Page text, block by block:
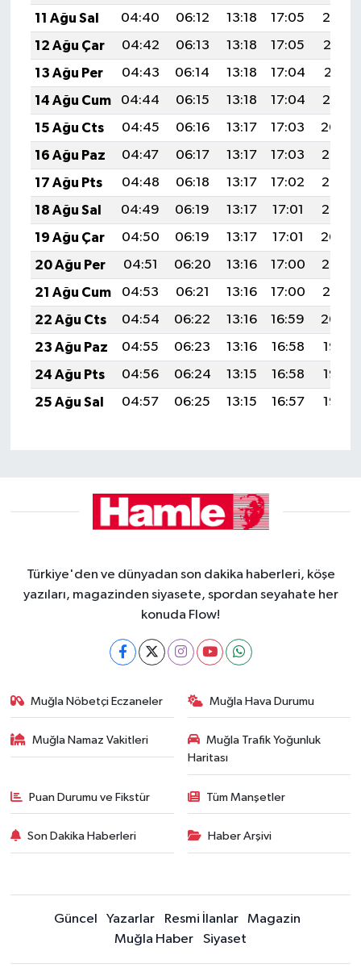
11 Ağu Sal
04:40 06:12 13:18 17:05
20:14
12 Ağu Çar
04:42 06:13 13:18 17:05
20:13
13 Ağu Per
04:43 06:14 13:18 17:04
20:11
14 Ağu Cum
04:44 06:15 13:18 17:04
20:10
15 Ağu Cts
04:45 06:16 13:17 17:03
20:09
16 Ağu Paz
04:47 06:17 13:17 17:03
20:08
17 Ağu Pts
04:48 06:18 13:17 17:02
20:06
18 Ağu Sal
04:49 06:19 13:17 17:01
20:05
19 Ağu Çar
04:50 06:19 13:17 17:01
20:04
20 Ağu Per
04:51 06:20 13:16 17:00
20:02
21 Ağu Cum
04:53 06:21 13:16 17:00
20:01
22 Ağu Cts
04:54 06:22 13:16 16:59
20:00
23 Ağu Paz
04:55 06:23 13:16 16:58
19:58
24 Ağu Pts
04:56 06:24 13:15 16:58
19:57
25 Ağu Sal
04:57 06:25 13:15 16:57 19:56
Türkiye'den ve dünyadan son dakika haberleri, köşe
yazıları, magazinden siyasete, spordan seyahate her
konuda Flow!
Muğla Nöbetçi Eczaneler Muğla Hava Durumu
Muğla Namaz Vakitleri
Muğla Trafik Yoğunluk
Haritası
Puan Durumu ve Fikstür Tüm Manşetler
Son Dakika Haberleri Haber Arşivi
Güncel Yazarlar Resmi İlanlar
Magazin
Muğla Haber
Siyaset